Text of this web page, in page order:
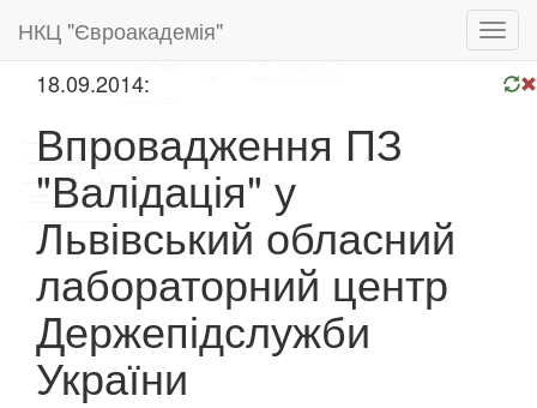
НКЦ "Євроакадемія"
18.09.2014:
Впровадження ПЗ
"Валідація" у
Львівський обласний
лабораторний центр
Держепідслужби
України